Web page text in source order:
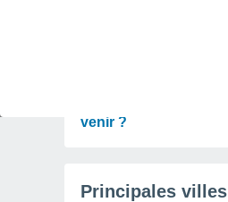
venir ?
Principales villes